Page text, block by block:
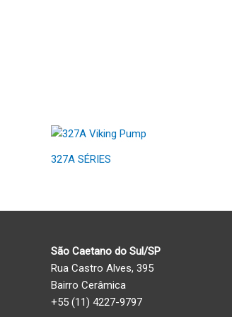
327A SÉRIES
São Caetano do Sul/SP
Rua Castro Alves, 395
Bairro Cerâmica
+55 (11) 4227-9797